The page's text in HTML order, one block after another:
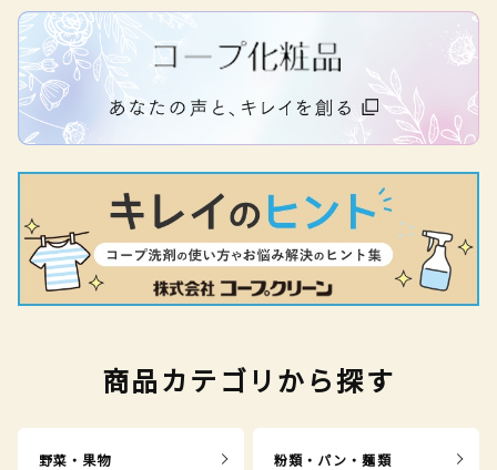
商品カテゴリから探す
野菜・果物 粉類・パン・麺類